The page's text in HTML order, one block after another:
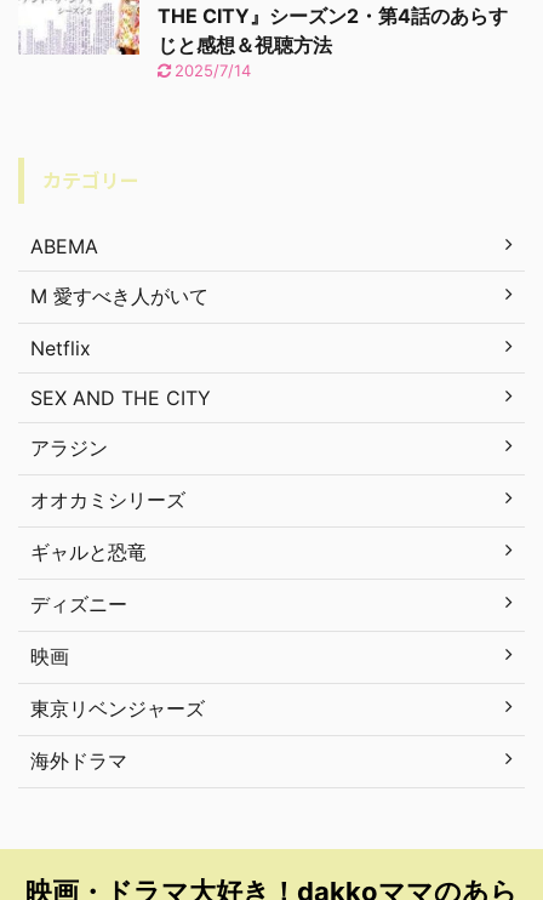
THE CITY』シーズン2・第4話のあらす
じと感想＆視聴方法
2025/7/14
カテゴリー
ABEMA
M 愛すべき人がいて
Netflix
SEX AND THE CITY
アラジン
オオカミシリーズ
ギャルと恐竜
ディズニー
映画
東京リベンジャーズ
海外ドラマ
映画・ドラマ大好き！dakkoママのあら